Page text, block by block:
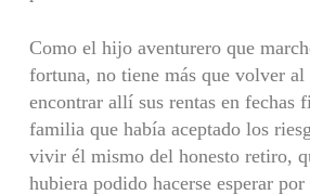
Como el hijo aventurero que
fortuna, no tiene más que volver
encontrar allí sus rentas en fechas
familia que había aceptado los
vivir él mismo del honesto retiro,
hubiera podido hacerse esperar